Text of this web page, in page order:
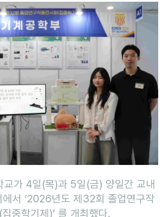
가 4일(목)과 5일(금) 양일간 교내
에서 ‘2026년도 제32회 졸업연구작
중학기제)’ 를 개최했다.